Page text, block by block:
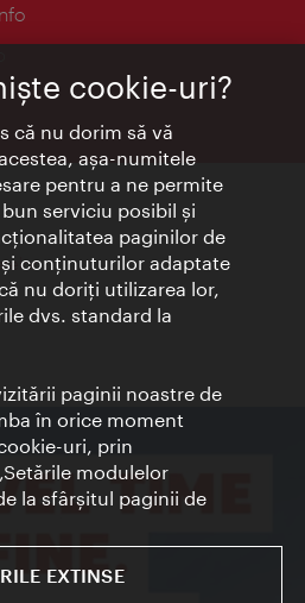
cookie-uri?
că nu dorim să vă
aşa-numitele
pentru a ne permite
serviciu posibil şi
paginilor de
conţinuturilor adaptate
nu doriţi utilizarea lor,
dvs. standard la
paginii noastre de
în orice moment
uri, prin
modulelor
la sfârşitul paginii de
EXTINSE